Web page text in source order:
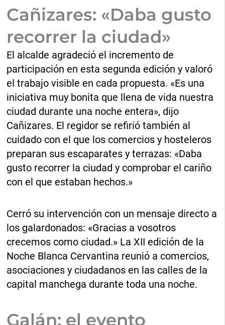
Cañizares: «Daba gusto
recorrer la ciudad»
El alcalde agradeció el incremento de
participación en esta segunda edición y valoró
el trabajo visible en cada propuesta. «Es una
iniciativa muy bonita que llena de vida nuestra
ciudad durante una noche entera», dijo
Cañizares. El regidor se refirió también al
cuidado con el que los comercios y hosteleros
preparan sus escaparates y terrazas: «Daba
gusto recorrer la ciudad y comprobar el cariño
con el que estaban hechos.»
Cerró su intervención con un mensaje directo a
los galardonados: «Gracias a vosotros
crecemos como ciudad.» La XII edición de la
Noche Blanca Cervantina reunió a comercios,
asociaciones y ciudadanos en las calles de la
capital manchega durante toda una noche.
Galán: el evento